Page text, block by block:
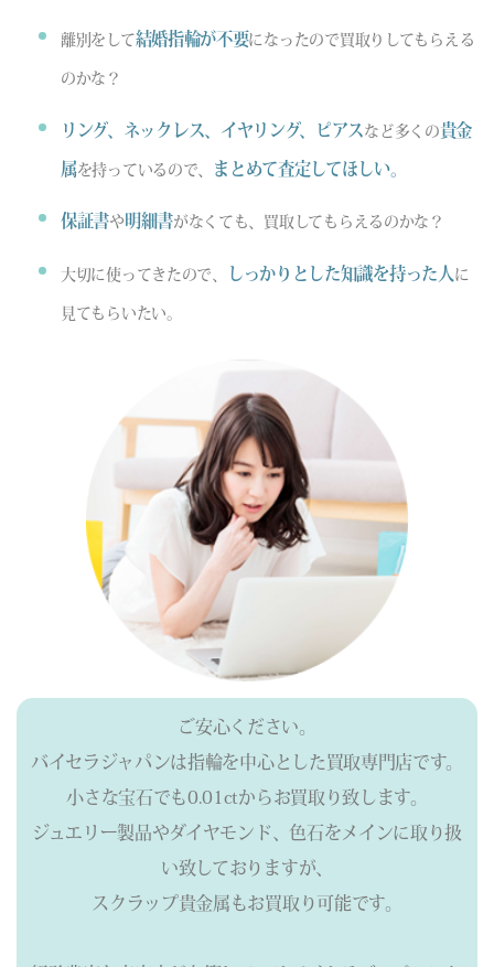
離別をして結婚指輪が不要になったので買取りしてもらえる
のかな？
リング、ネックレス、イヤリング、ピアス など多くの貴金
属を持っているので、 まとめて査定してほしい。
保証書や 明細書がなくても、買取してもらえるのかな？
大切に使ってきたので、 しっかりとした知識を持った人 に
見てもらいたい。
ご安心ください。
バイセラジャパンは指輪を中心とした買取専門店です。
小さな宝石でも0.01ctからお買取り致します。
ジュエリー製品やダイヤモンド、色石をメインに取り扱
い致しておりますが、
スクラップ貴金属もお買取り可能です。